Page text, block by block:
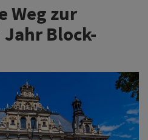
Weg zur
Block-